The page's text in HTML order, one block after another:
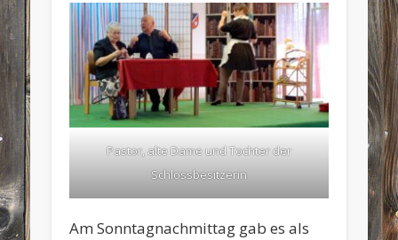
Pastor, alte Dame und Tochter der
Schlossbesitzerin
Am Sonntagnachmittag gab es als